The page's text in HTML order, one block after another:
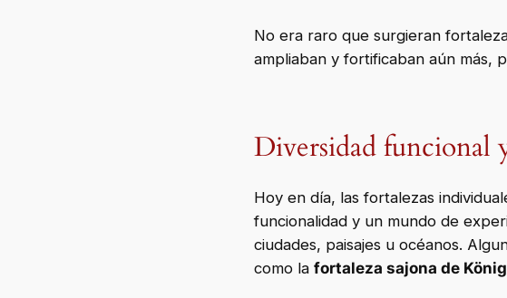
No era raro que surgieran
ampliaban y fortificaban aún más,
Diversidad funcional
Hoy en día, las fortalezas
funcionalidad y un mundo de
ciudades, paisajes u océanos.
como la fortaleza sajona de